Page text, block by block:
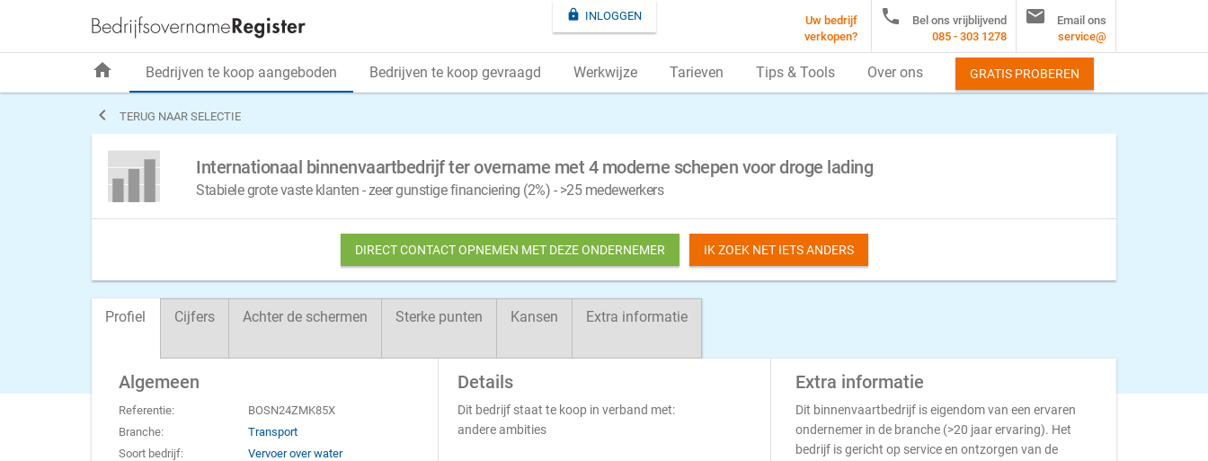
 TERUG NAAR SELECTIE
Internationaal binnenvaartbedrijf ter overname met 4 moderne schepen voor droge lading
Stabiele grote vaste klanten - zeer gunstige financiering (2%) - >25 medewerkers
DIRECT CONTACT OPNEMEN MET DEZE ONDERNEMER IK ZOEK NET IETS ANDERS
Profiel Cijfers Achter de schermen Sterke punten Kansen Extra informatie
Algemeen
Referentie:
BOSN24ZMK85X
Branche:
Transport
Soort bedrijf:
Vervoer over water
Details
Dit bedrijf staat te koop in verband met:
andere ambities
Extra informatie
Dit binnenvaartbedrijf is eigendom van een ervaren
ondernemer in de branche (>20 jaar ervaring). Het
bedrijf is gericht op service en ontzorgen van de
 INLOGGEN
Uw bedrijf
verkopen?

Bel ons vrijblijvend
085 - 303 1278

Email ons
service@
home Bedrijven te koop aangeboden Bedrijven te koop gevraagd Werkwijze Tarieven Tips & Tools Over ons GRATIS PROBEREN